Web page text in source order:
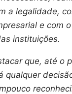
a legalidade,
e com
instituições.
que, até o
qualquer